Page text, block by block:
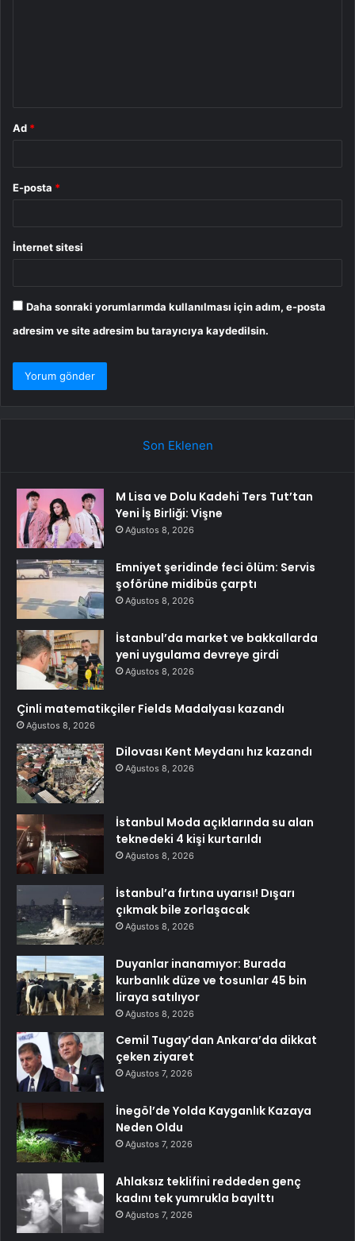
Ad *
E-posta *
İnternet sitesi
Daha sonraki yorumlarımda kullanılması için adım, e-posta
adresim ve site adresim bu tarayıcıya kaydedilsin.
Son Eklenen
M Lisa ve Dolu Kadehi Ters Tut’tan
Yeni İş Birliği: Vişne
Ağustos 8, 2026
Emniyet şeridinde feci ölüm: Servis
şoförüne midibüs çarptı
Ağustos 8, 2026
İstanbul’da market ve bakkallarda
yeni uygulama devreye girdi
Ağustos 8, 2026
Çinli matematikçiler Fields Madalyası kazandı
Ağustos 8, 2026
Dilovası Kent Meydanı hız kazandı
Ağustos 8, 2026
İstanbul Moda açıklarında su alan
teknedeki 4 kişi kurtarıldı
Ağustos 8, 2026
İstanbul’a fırtına uyarısı! Dışarı
çıkmak bile zorlaşacak
Ağustos 8, 2026
Duyanlar inanamıyor: Burada
kurbanlık düze ve tosunlar 45 bin
liraya satılıyor
Ağustos 8, 2026
Cemil Tugay’dan Ankara’da dikkat
çeken ziyaret
Ağustos 7, 2026
İnegöl’de Yolda Kayganlık Kazaya
Neden Oldu
Ağustos 7, 2026
Ahlaksız teklifini reddeden genç
kadını tek yumrukla bayılttı
Ağustos 7, 2026